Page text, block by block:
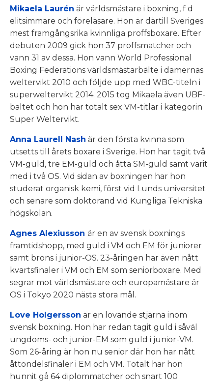
Mikaela Laurén är världsmästare i boxning, f d
elitsimmare och föreläsare. Hon är därtill Sveriges
mest framgångsrika kvinnliga proffsboxare. Efter
debuten 2009 gick hon 37 proffsmatcher och
vann 31 av dessa. Hon vann World Professional
Boxing Federations världsmästarbälte i damernas
weltervikt 2010 och följde upp med WBC-titeln i
superweltervikt 2014. 2015 tog Mikaela även UBF-
bältet och hon har totalt sex VM-titlar i kategorin
Super Weltervikt.
Anna Laurell Nash är den första kvinna som
utsetts till årets boxare i Sverige. Hon har tagit två
VM-guld, tre EM-guld och åtta SM-guld samt varit
med i två OS. Vid sidan av boxningen har hon
studerat organisk kemi, först vid Lunds universitet
och senare som doktorand vid Kungliga Tekniska
högskolan.
Agnes Alexiusson är en av svensk boxnings
framtidshopp, med guld i VM och EM för juniorer
samt brons i junior-OS. 23-åringen har även nått
kvartsfinaler i VM och EM som seniorboxare. Med
segrar mot världsmästare och europamästare är
OS i Tokyo 2020 nästa stora mål.
Love Holgersson är en lovande stjärna inom
svensk boxning. Hon har redan tagit guld i såväl
ungdoms- och junior-EM som guld i junior-VM.
Som 26-åring är hon nu senior där hon har nått
åttondelsfinaler i EM och VM. Totalt har hon
hunnit gå 64 diplommatcher och snart 100